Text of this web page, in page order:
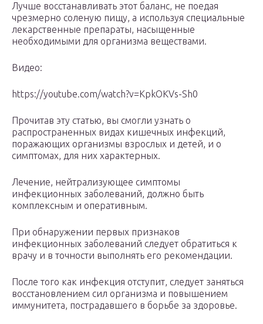
Лучше восстанавливать этот баланс, не поедая
чрезмерно соленую пищу, а используя специальные
лекарственные препараты, насыщенные
необходимыми для организма веществами.
Видео:
https://youtube.com/watch?v=KpkOKVs-Sh0
Прочитав эту статью, вы смогли узнать о
распространенных видах кишечных инфекций,
поражающих организмы взрослых и детей, и о
симптомах, для них характерных.
Лечение, нейтрализующее симптомы
инфекционных заболеваний, должно быть
комплексным и оперативным.
При обнаружении первых признаков
инфекционных заболеваний следует обратиться к
врачу и в точности выполнять его рекомендации.
После того как инфекция отступит, следует заняться
восстановлением сил организма и повышением
иммунитета, пострадавшего в борьбе за здоровье.